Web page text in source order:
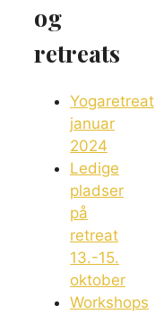
og
retreats
Yogaretreat
januar
2024
Ledige
pladser
på
retreat
13.-15.
oktober
Workshops